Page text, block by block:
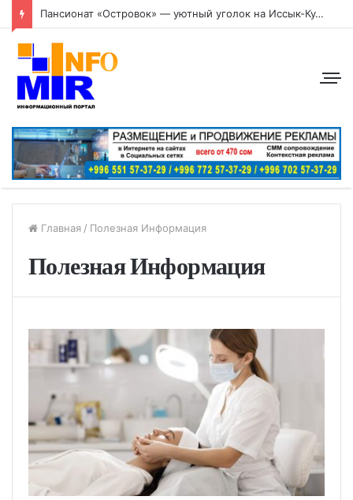
Пансионат «Островок» — уютный уголок на Иссык-Куле
Главная / Полезная Информация
Полезная Информация